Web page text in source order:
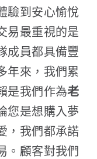
驗到安心愉悅
易最重視的是
成員都具備豐
年來，我們累
是我們作為老
您是想購入夢
，我們都承諾
。顧客對我們